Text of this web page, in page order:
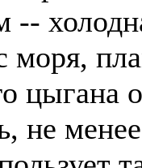
--
моря,
цыгана
не